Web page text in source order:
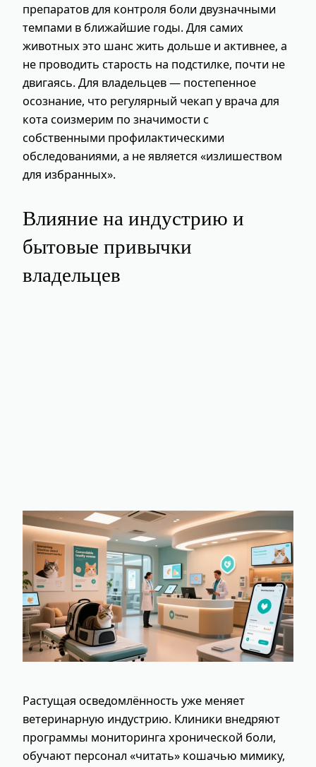
препаратов для контроля боли двузначными
темпами в ближайшие годы. Для самих
животных это шанс жить дольше и активнее, а
не проводить старость на подстилке, почти не
двигаясь. Для владельцев — постепенное
осознание, что регулярный чекап у врача для
кота соизмерим по значимости с
собственными профилактическими
обследованиями, а не является «излишеством
для избранных».
Влияние на индустрию и
бытовые привычки
владельцев
Растущая осведомлённость уже меняет
ветеринарную индустрию. Клиники внедряют
программы мониторинга хронической боли,
обучают персонал «читать» кошачью мимику,